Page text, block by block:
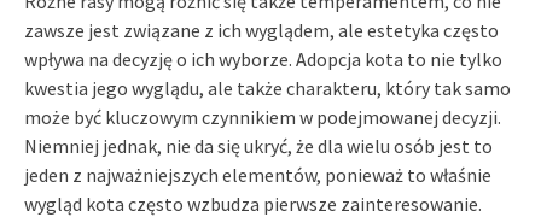
zawsze jest związane z ich wyglądem, ale estetyka często
wpływa na decyzję o ich wyborze. Adopcja kota to nie tylko
kwestia jego wyglądu, ale także charakteru, który tak samo
może być kluczowym czynnikiem w podejmowanej decyzji.
Niemniej jednak, nie da się ukryć, że dla wielu osób jest to
jeden z najważniejszych elementów, ponieważ to właśnie
wygląd kota często wzbudza pierwsze zainteresowanie.